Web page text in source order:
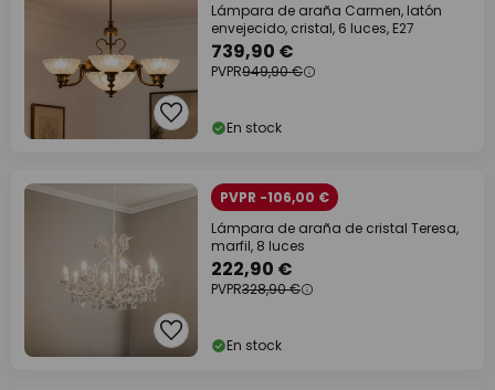
Lámpara de araña Carmen, latón
envejecido, cristal, 6 luces, E27
739,90 €
PVPR949,90 €
En stock
PVPR -106,00 €
Lámpara de araña de cristal Teresa,
marfil, 8 luces
222,90 €
PVPR328,90 €
En stock